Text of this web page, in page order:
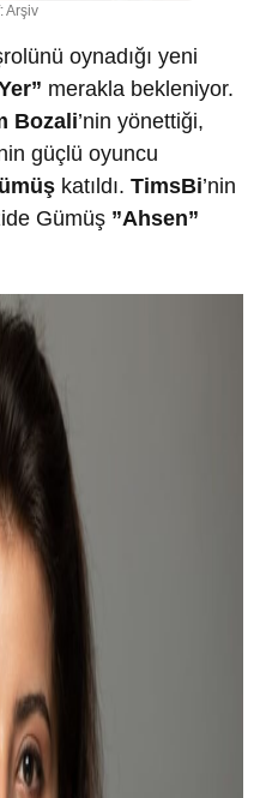
Arşiv
oynadığı yeni
merakla bekleniyor.
Bozali’nin yönettiği,
güçlü oyuncu
katıldı. TimsBi’nin
Gümüş ”Ahsen”